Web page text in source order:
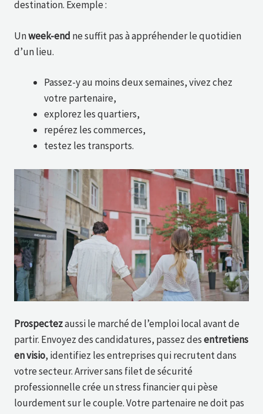
destination. Exemple :
Unweek-end ne suffit pas à appréhender le quotidien
d’un lieu.
Passez-y au moins deux semaines, vivez chez
votre partenaire,
explorez les quartiers,
repérez les commerces,
testez les transports.
Prospectezaussi le marché de l’emploi local avant de
partir. Envoyez des candidatures, passez desentretiens
en visio, identifiez les entreprises qui recrutent dans
votre secteur. Arriver sans filet de sécurité
professionnelle crée un stress financier qui pèse
lourdement sur le couple. Votre partenaire ne doit pas